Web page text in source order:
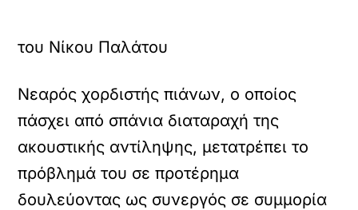
του Νίκου Παλάτου
Νεαρός χορδιστής πιάνων, ο οποίος
πάσχει από σπάνια διαταραχή της
ακουστικής αντίληψης, μετατρέπει το
πρόβλημά του σε προτέρημα
δουλεύοντας ως συνεργός σε συμμορία